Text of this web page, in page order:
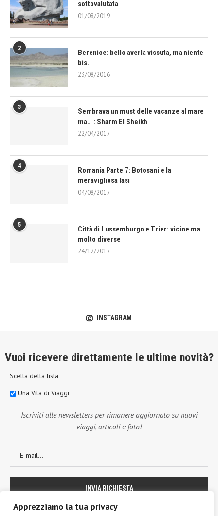
Apprezziamo la tua privacy
sottovalutata
01/08/2019
2
Berenice: bello averla vissuta, ma niente
bis.
23/08/2016
3
Sembrava un must delle vacanze al mare
ma… : Sharm El Sheikh
22/04/2017
4
Romania Parte 7: Botosani e la
meravigliosa Iasi
04/08/2017
5
Città di Lussemburgo e Trier: vicine ma
molto diverse
24/12/2017
INSTAGRAM
Vuoi ricevere direttamente le ultime novità?
Scelta della lista
Una Vita di Viaggi
Iscriviti alle newsletters per rimanere aggiornato su nuovi
viaggi, articoli e foto!